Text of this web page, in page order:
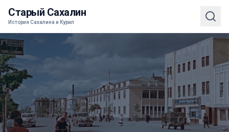
Старый Сахалин
История Сахалина и Курил